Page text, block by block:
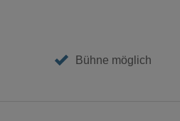
Bühne möglich